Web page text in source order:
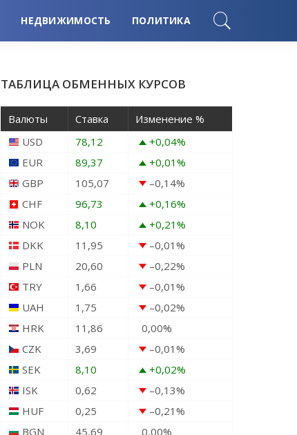
НЕДВИЖИМОСТЬ ПОЛИТИКА
ТАБЛИЦА ОБМЕННЫХ КУРСОВ
Валюты Ставка
Изменение %
USD
78,12 +0,04%
EUR
89,37 +0,01%
GBP
105,07 –0,14%
CHF
96,73 +0,16%
NOK
8,10 +0,21%
DKK
11,95 –0,01%
PLN
20,60 –0,22%
TRY
1,66 –0,01%
UAH
1,75 –0,02%
HRK
11,86 0,00%
CZK
3,69 –0,01%
SEK
8,10 +0,02%
ISK
0,62 –0,13%
HUF
0,25 –0,21%
BGN
45,69 0,00%